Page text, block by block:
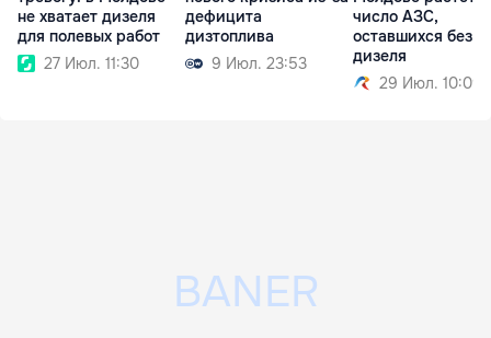
не хватает дизеля
для полевых работ
27 Июл. 11:30
дефицита
дизтоплива
9 Июл. 23:53
число АЗС,
оставшихся без
дизеля
29 Июл. 10:09